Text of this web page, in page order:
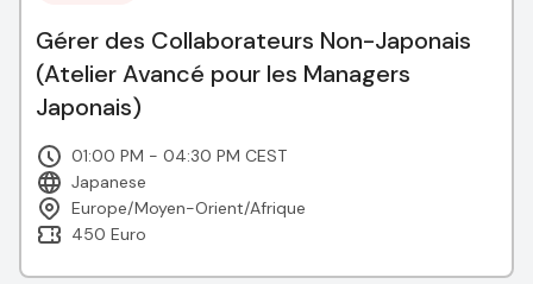
Gérer des Collaborateurs Non-Japonais
(Atelier Avancé pour les Managers
Japonais)
01:00 PM - 04:30 PM CEST
Japanese
Europe/Moyen-Orient/Afrique
450 Euro